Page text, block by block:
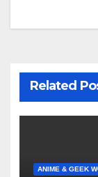
Related
ANIME & GEEK